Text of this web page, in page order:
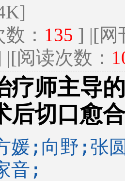
： 135 ] |[网
|[阅读次数：
疗师主导
后切口愈
媛;向野;张
音;